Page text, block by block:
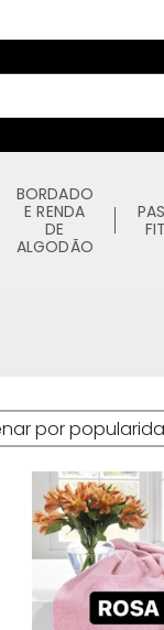
BORDADO
E RENDA
DE
ALGODÃO